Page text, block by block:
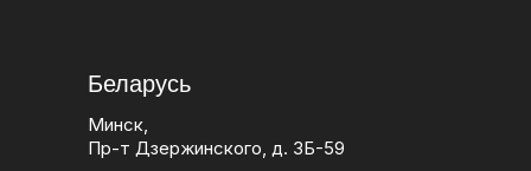
Беларусь
Минск,
Пр-т Дзержинского, д. 3Б-59